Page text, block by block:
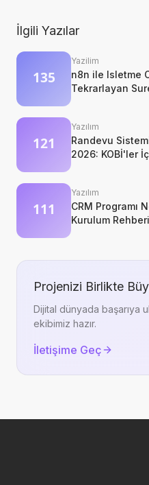
İlgili Yazılar
Yazilim
n8n ile Isletme
Tekrarlayan
Yazılım
Randevu
2026: KOBİ'ler
Yazılım
CRM Programı
Kurulum Rehberi
Projenizi Birlikte
Dijital dünyada başarıya
ekibimiz hazır.
İletişime Geç